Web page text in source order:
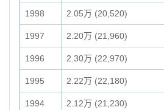
1998 2.05万 (20,520)
1997 2.20万 (21,960)
1996 2.30万 (22,970)
1995 2.22万 (22,180)
1994 2.12万 (21,230)